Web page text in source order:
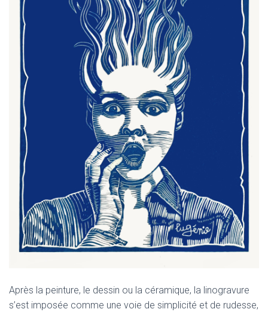
Après la peinture, le dessin ou la céramique, la linogravure
s’est imposée comme une voie de simplicité et de rudesse,